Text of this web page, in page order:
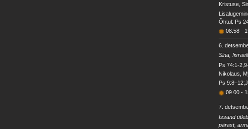
Kristuse,
Õhtul: Ps
08.58-
6.
Sina,
Ps 74:1-
Nikolaus,
Ps
09.00-
7.
Issand
pärast,